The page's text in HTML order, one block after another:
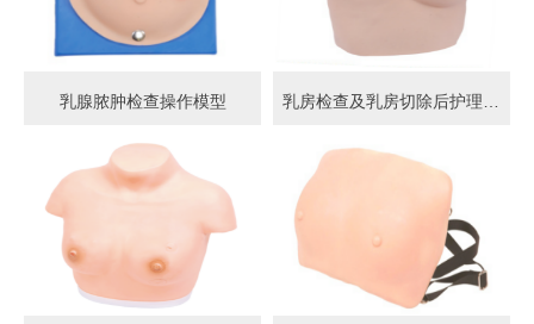
乳腺脓肿检查操作模型